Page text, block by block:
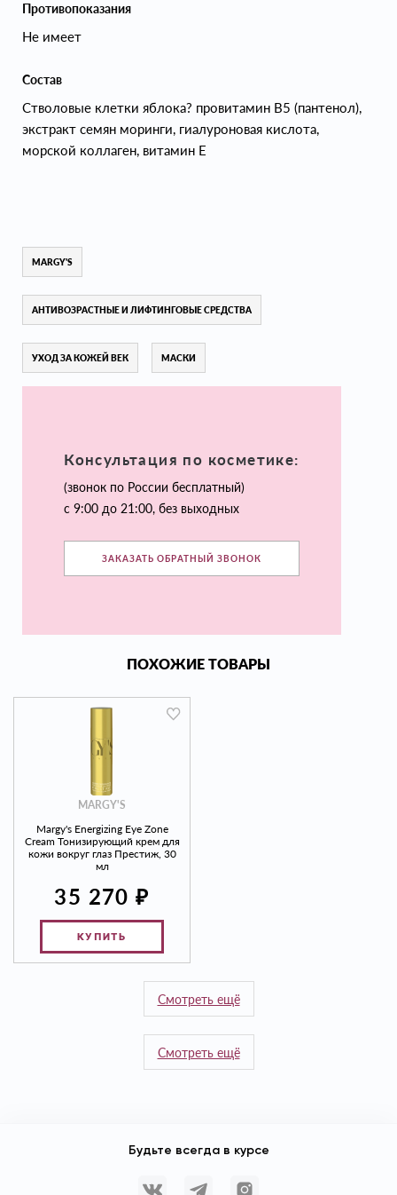
Противопоказания
Не имеет
Состав
Стволовые клетки яблока? провитамин В5 (пантенол),
экстракт семян моринги, гиалуроновая кислота,
морской коллаген, витамин Е
MARGY'S
АНТИВОЗРАСТНЫЕ И ЛИФТИНГОВЫЕ СРЕДСТВА
УХОД ЗА КОЖЕЙ ВЕК МАСКИ
Консультация по косметике:
(звонок по России бесплатный)
с 9:00 до 21:00, без выходных
ЗАКАЗАТЬ ОБРАТНЫЙ ЗВОНОК
ПОХОЖИЕ ТОВАРЫ
MARGY'S
Margy's Energizing Eye Zone
Cream Тонизирующий крем для
кожи вокруг глаз Престиж, 30
мл
35 270₽
КУПИТЬ
Смотреть ещё
Смотреть ещё
Будьте всегда в курсе